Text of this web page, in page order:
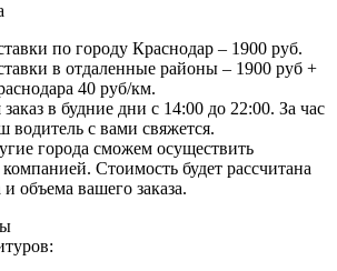
по городу Краснодар – 1900 руб.
в отдаленные районы – 1900 руб +
40 руб/км.
в будние дни с 14:00 до 22:00. За час
водитель с вами свяжется.
города сможем осуществить
Стоимость будет рассчитана
и объема вашего заказа.